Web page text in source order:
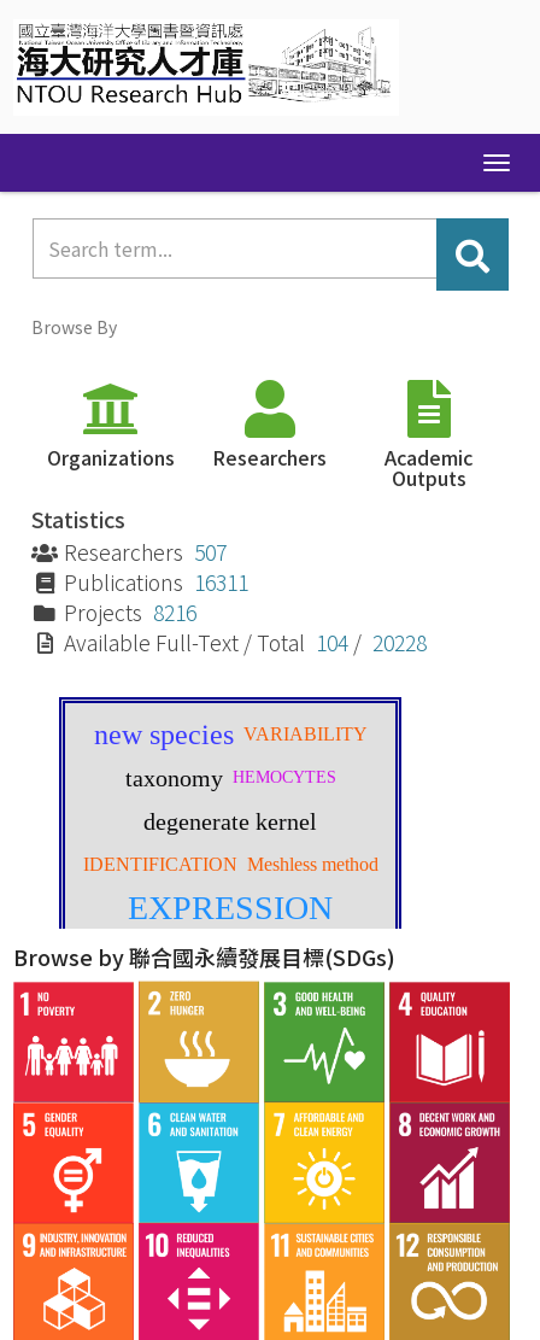
navigation
Browse By
Organizations Researchers Academic
Outputs
Statistics
Researchers 507
Publications 16311
Projects 8216
Available Full-Text / Total 104 / 20228
Browse by 聯合國永續發展目標(SDGs)